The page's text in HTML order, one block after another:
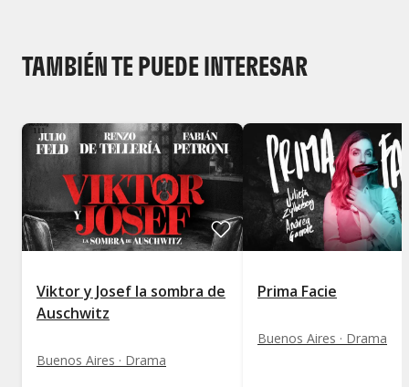
TAMBIÉN TE PUEDE INTERESAR
Viktor y Josef la sombra de
Auschwitz
Buenos Aires · Drama
Prima Facie
Buenos Aires · Drama